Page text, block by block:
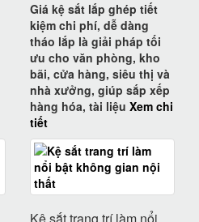
Giá kệ sắt lắp ghép tiết
kiệm chi phí, dễ dàng
tháo lắp là giải pháp tối
ưu cho văn phòng, kho
bãi, cửa hàng, siêu thị và
nhà xưởng, giúp sắp xếp
hàng hóa, tài liệu Xem chi
tiết